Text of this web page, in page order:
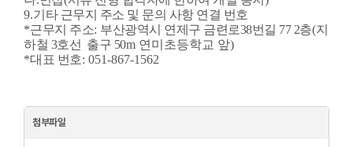
9.기타 근무지 주소 및 문의 사항 연결 번호
*근무지 주소: 부산광역시 연제구 금련로38번길 77 2층(지
하철 3호선 출구 50m 연미초등학교 앞)
*대표 번호: 051-867-1562
첨부파일